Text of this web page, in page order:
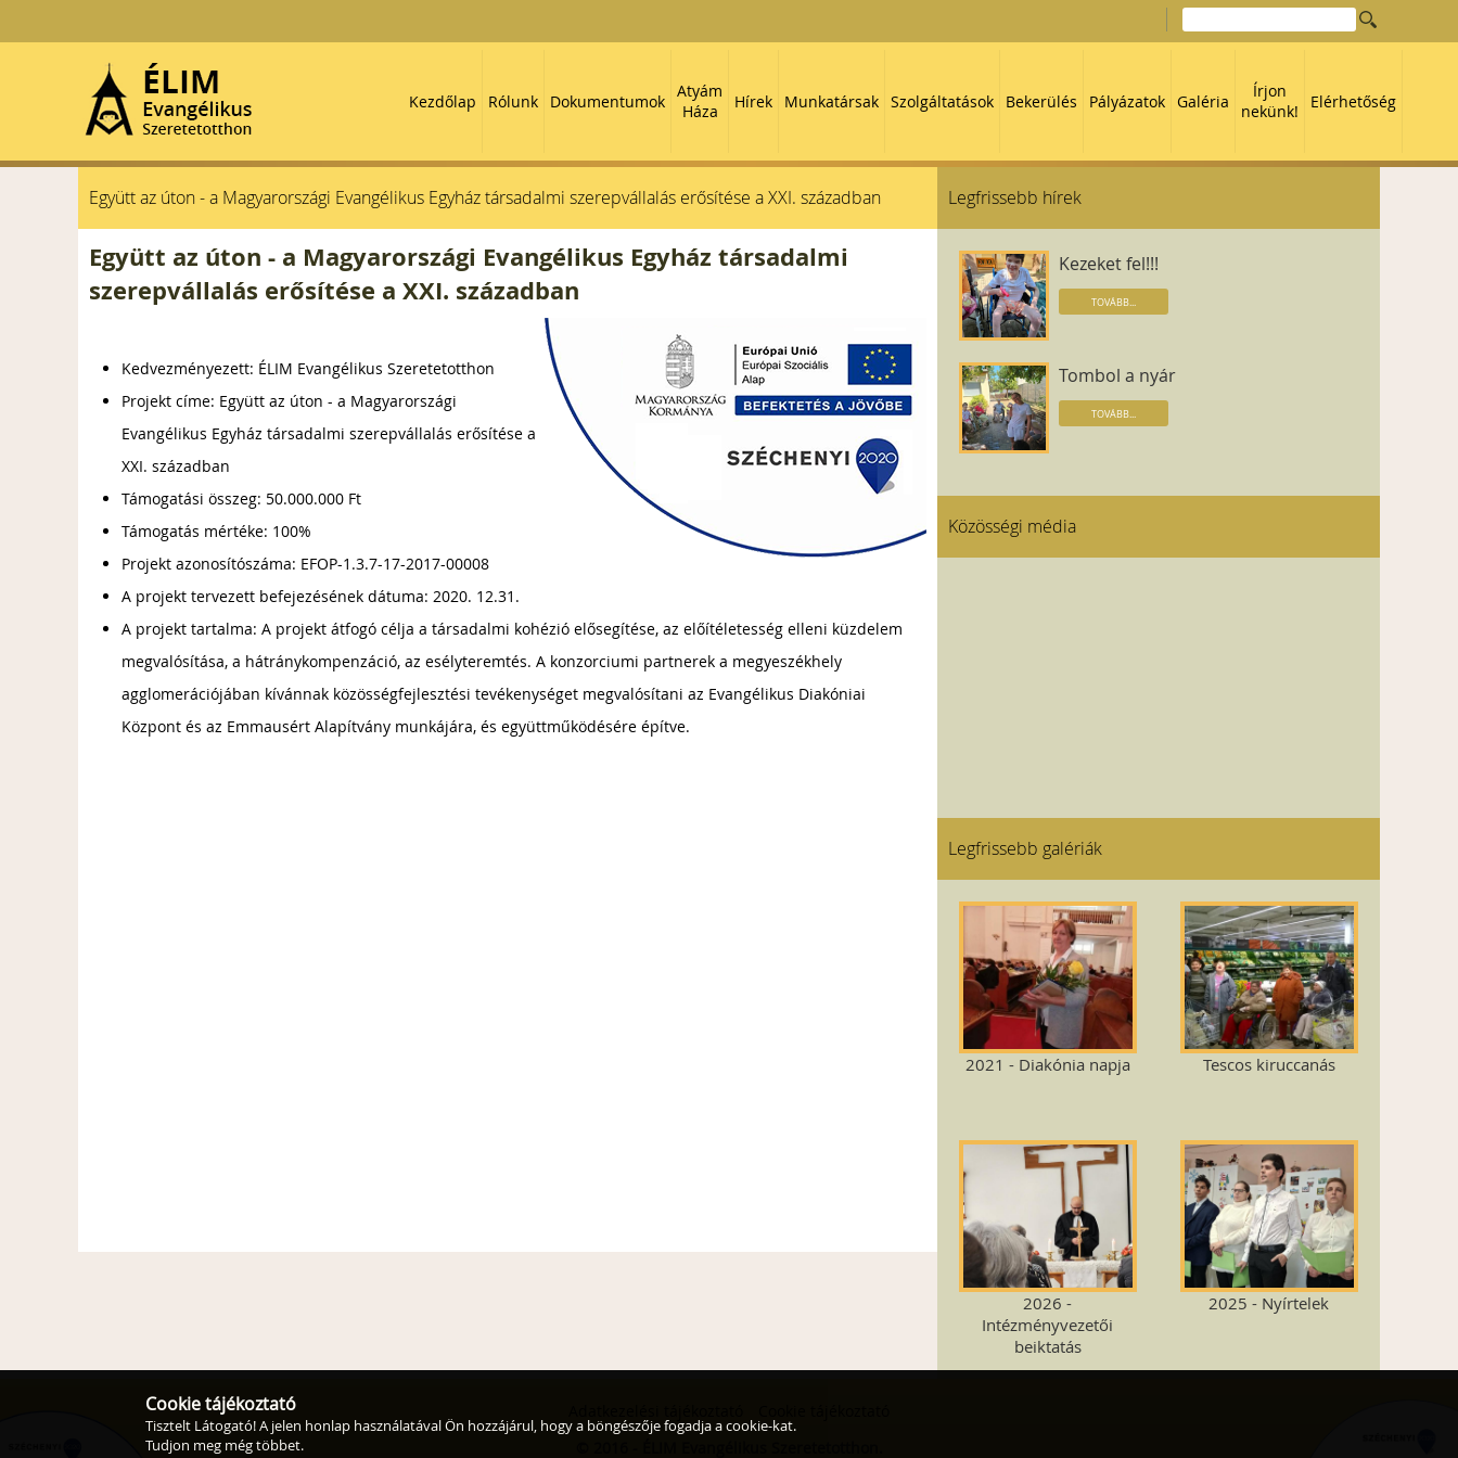
Kezdőlap Rólunk Dokumentumok
Atyám
Háza
Hírek Munkatársak Szolgáltatások Bekerülés Pályázatok Galéria
Írjon
nekünk!
Elérhetőség
Legfrissebb hírek
Kezeket fel!!!
TOVÁBB...
Tombol a nyár
TOVÁBB...
Közösségi média
Legfrissebb galériák
2021 - Diakónia napja Tescos kiruccanás
2026 -
Intézményvezetői
beiktatás
2025 - Nyírtelek
Együtt az úton - a Magyarországi Evangélikus Egyház társadalmi szerepvállalás erősítése a XXI. században
Együtt az úton - a Magyarországi Evangélikus Egyház társadalmi
szerepvállalás erősítése a XXI. században
Kedvezményezett: ÉLIM Evangélikus Szeretetotthon
Projekt címe: Együtt az úton - a Magyarországi
Evangélikus Egyház társadalmi szerepvállalás erősítése a
XXI. században
Támogatási összeg: 50.000.000 Ft
Támogatás mértéke: 100%
Projekt azonosítószáma: EFOP-1.3.7-17-2017-00008
A projekt tervezett befejezésének dátuma: 2020. 12.31.
A projekt tartalma: A projekt átfogó célja a társadalmi kohézió elősegítése, az előítéletesség elleni küzdelem
megvalósítása, a hátránykompenzáció, az esélyteremtés. A konzorciumi partnerek a megyeszékhely
agglomerációjában kívánnak közösségfejlesztési tevékenységet megvalósítani az Evangélikus Diakóniai
Központ és az Emmausért Alapítvány munkájára, és együttműködésére építve.
Cookie tájékoztató
Tisztelt Látogató! A jelen honlap használatával Ön hozzájárul, hogy a böngészője fogadja a cookie-kat.
Tudjon meg még többet.